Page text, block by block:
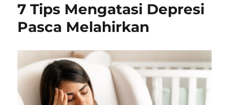
7 Tips Mengatasi Depresi
Pasca Melahirkan